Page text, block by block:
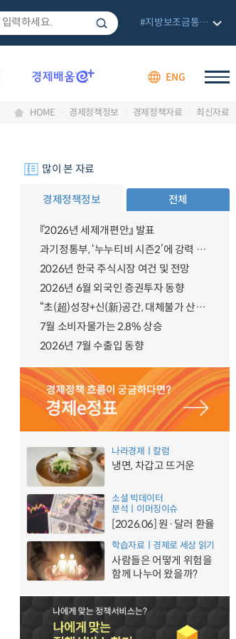
ENG
#지방보조금통합관리망
HOME 경제정책정보 경제정책자료 최신자료
많이 본 자료
경제정책정보 전체
『2026년 세제개편안』 발표
과기정통부, ‘누누티비 시즌2’에 강력 대응 의지 밝혀
2026년 한국 주식시장 여건 및 전망
2026년 6월 외국인 증권투자 동향
“초(超)성장+신(新)공간, 대체불가 산업강국”
7월 소비자물가는 2.8% 상승
2026년 7월 수출입 동향
나라경제ㅣ칼럼
냉면, 차갑고 뜨거운
소셜 빅데이터
분석ㅣ이머징이슈
[2026.06] 원·달러 환율
학습자료ㅣ경제로 세상 읽기
사람들은 어떻게 위험을
함께 나누어 왔을까?